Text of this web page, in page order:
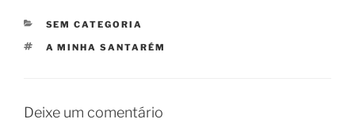
CATEGORIAS
SEM CATEGORIA
ETIQUETAS
A MINHA SANTARÉM
Deixe um comentário